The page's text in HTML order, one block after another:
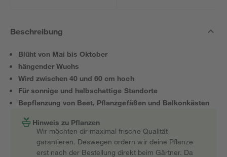
Beschreibung
Blüht von Mai bis Oktober
hängender Wuchs
Wird zwischen 40 und 60 cm hoch
Für sonnige und halbschattige Standorte
Bepflanzung von Beet, Pflanzgefäßen und Balkonkästen
Hinweis zu Pflanzen
Wir möchten dir maximal frische Qualität
garantieren. Deswegen ordern wir deine Pflanze
erst nach der Bestellung direkt beim Gärtner. Da